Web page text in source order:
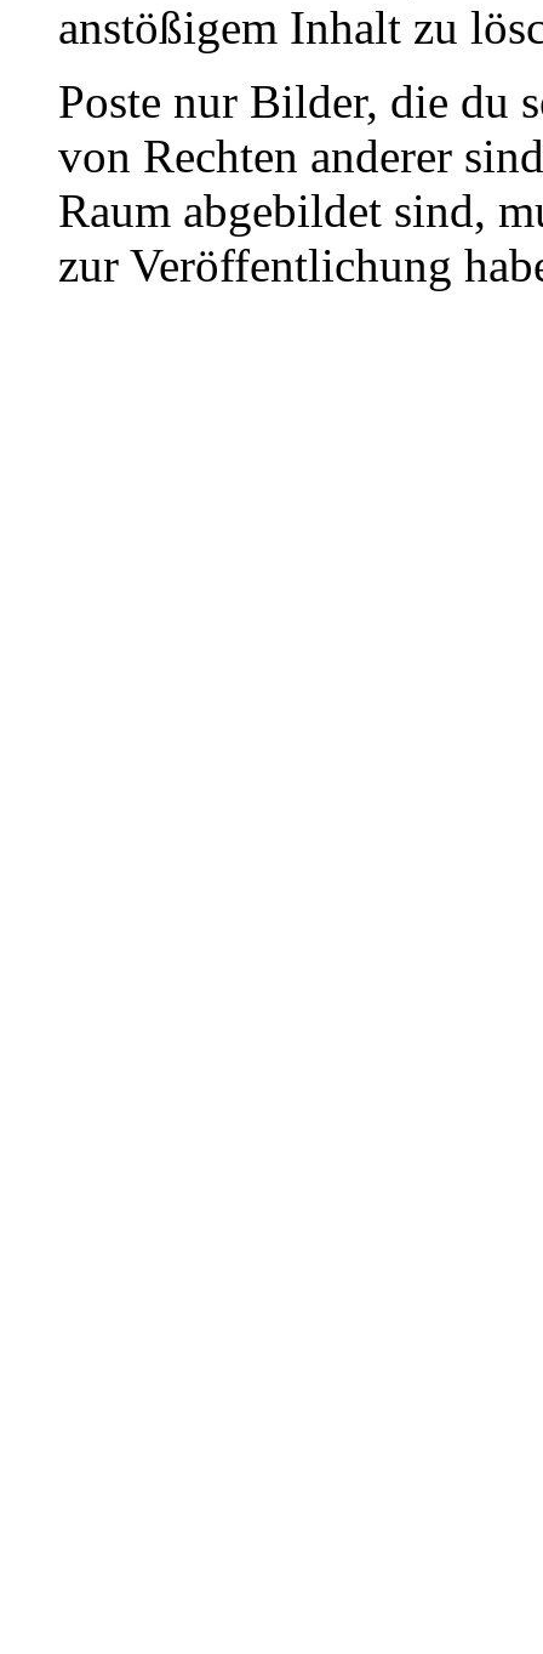
anstößigem Inhalt zu
Poste nur Bilder, die du
von Rechten anderer
Raum abgebildet sind,
zur Veröffentlichung